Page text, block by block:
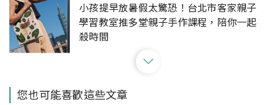
小孩提早放暑假太驚恐！台北市客家親子
學習教室推多堂親子手作課程，陪你一起
殺時間
店進駐：滿滿怪奇事務所，有無酒精特調
您也可能喜歡這些文章